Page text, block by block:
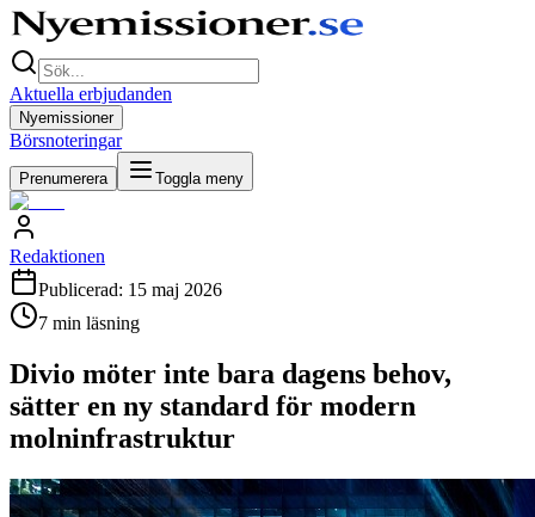
Aktuella erbjudanden
Nyemissioner
Börsnoteringar
Prenumerera Toggla meny
Redaktionen
Publicerad: 15 maj 2026
7 min läsning
Divio möter inte bara dagens behov,
sätter en ny standard för modern
molninfrastruktur